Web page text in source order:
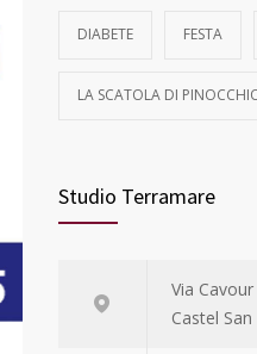
DIABETE FESTA
LA SCATOLA DI
Studio Terramare
Via Cavour
Castel